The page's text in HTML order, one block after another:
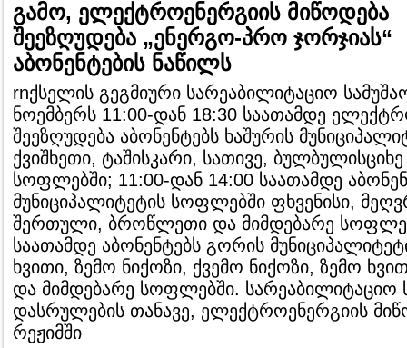
გამო, ელექტროენერგიის მიწოდება
შეეზღუდება „ენერგო-პრო ჯორჯიას“
აბონენტების ნაწილს
rnქსელის გეგმიური სარეაბილიტაციო
ნოემბერს 11:00-დან 18:30 საათამდე
შეეზღუდება აბონენტებს ხაშურის
ქვიშხეთი, ტაშისკარი, სათივე,
სოფლებში; 11:00-დან 14:00 საათამდე
მუნიციპალიტეტის სოფლებში ფხვენისი,
შერთული, ბროწლეთი და მიმდებარე
საათამდე აბონენტებს გორის
ხვითი, ზემო ნიქოზი, ქვემო ნიქოზი, ზემო
და მიმდებარე სოფლებში. სარეაბილიტაციო
დასრულების თანავე, ელექტროენერგიის
რეჟიმში